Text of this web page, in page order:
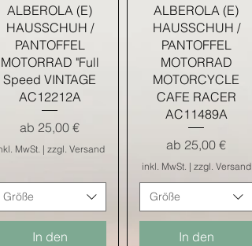
Schnellansicht
ALBEROLA (E)
HAUSSCHUH /
PANTOFFEL
MOTORRAD "Full
Speed VINTAGE
AC12212A
ab 25,00 €
Sale-Preis
MwSt. | zzgl. Versand
Größe
In den
Schnellansicht
ALBEROLA (E)
HAUSSCHUH /
PANTOFFEL
MOTORRAD
MOTORCYCLE
CAFE RACER
AC11489A
ab 25,00 €
Sale-Preis
inkl. MwSt. | zzgl. Versand
Größe
In den